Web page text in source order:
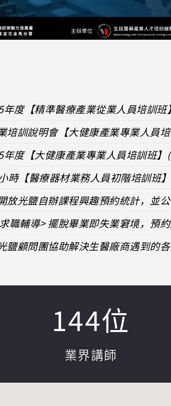
年度【精準醫療產業從業人員培訓
培訓說明會【大健康產業專業人員
年度【大健康產業專業人員培訓班
時【醫療器材業務人員初階培訓班
放光鹽自辦課程興趣預約統計，並
職輔導> 擺脫畢業即失業窘境，預
鹽顧問團協助解決生醫廠商遇到的
業界講師
144位